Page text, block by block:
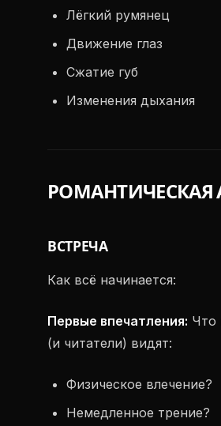
Лёгкий румянец
Движение глаз
Сжатие губ
Изменения дыхания
РОМАНТИЧЕСКАЯ
ВСТРЕЧА
Как всё начинается:
Первые впечатления: Что
(и читатели) видят:
Физическое влечение?
Немедленное трение?